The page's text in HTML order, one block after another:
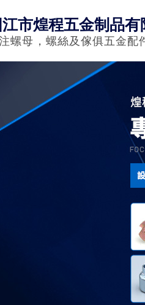
江市煌程五金制品有
螺母，螺絲及傢俱五金配